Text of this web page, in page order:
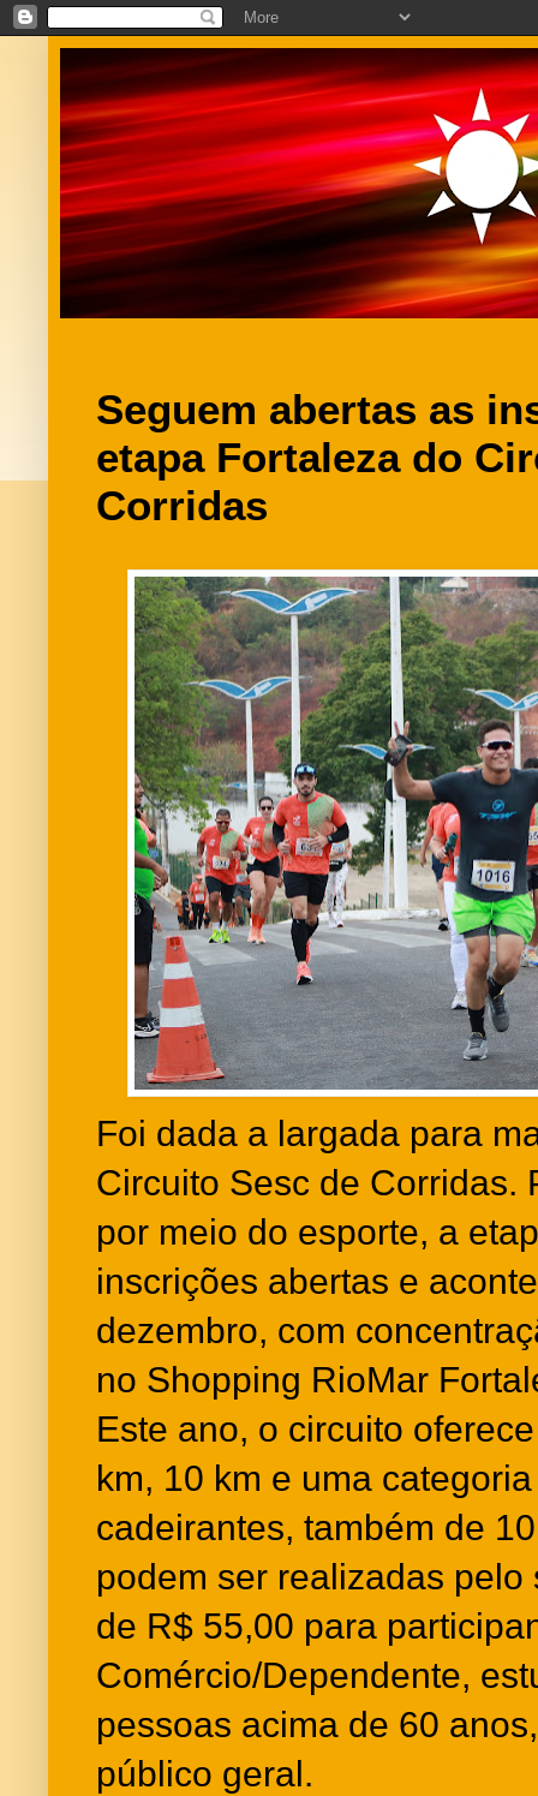
Seguem abertas as
etapa Fortaleza do
Corridas
Foi dada a largada para
Circuito Sesc de Corridas.
por meio do esporte, a
inscrições abertas e
dezembro, com
no Shopping RioMar
Este ano, o circuito
km, 10 km e uma
cadeirantes, também de
podem ser realizadas
de R$ 55,00 para
Comércio/Dependente,
pessoas acima de 60
público geral.